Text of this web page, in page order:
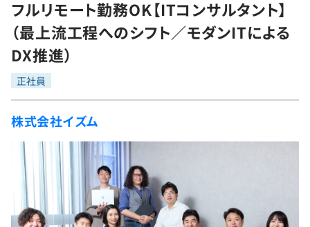
転職成功ガイド
転職エージェント
インタビュー
転職成功ガイド
求人検索
本選考
インターン
新卒エージェント
イベント・セミナー
インタビュー
学習
問題集
4択課題
ナレッジ
リファレンス
プログラミング言語
評価結果一覧
再チャレンジ結果一覧
ゲーム・マンガ
Tech Team Journal
paiza times
note
paizaとは？
フルリモート勤務OK【ITコンサルタント】
（最上流工程へのシフト／モダンITによる
DX推進）
正社員
株式会社イズム